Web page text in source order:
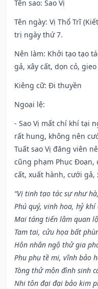
Tên sao: Sao Vị
Tên ngày: Vị Thổ Trĩ
trị ngày thứ 7.
Nên làm: Khởi tạo tạo
gả, xây cất, dọn cỏ,
Kiêng cữ: Đi thuyền
Ngoại lệ:
- Sao Vị mất chí khí tại
rất hung, không nên
Tuất sao Vị đăng viên
cũng phạm Phục Đoạn,
cất, xuất hành, cưới gả,
“Vị tinh tạo tác sự như hà,
Phú quý, vinh hoa, hỷ khí
Mai táng tiến lâm quan
Tam tai, cửu họa bất
Hôn nhân ngộ thử gia
Phu phụ tề mi, vĩnh bảo
Tòng thử môn đình sinh
Nhi tôn đại đại bảo kim